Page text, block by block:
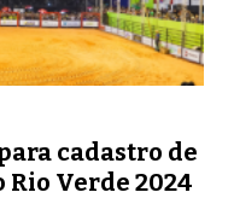
cadastro de
Verde 2024